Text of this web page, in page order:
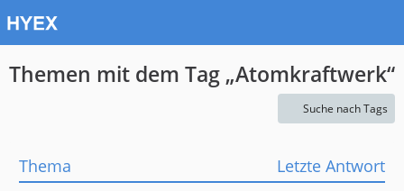
Themen mit dem Tag „Atomkraftwerk“
Suche nach Tags
Thema Letzte Antwort